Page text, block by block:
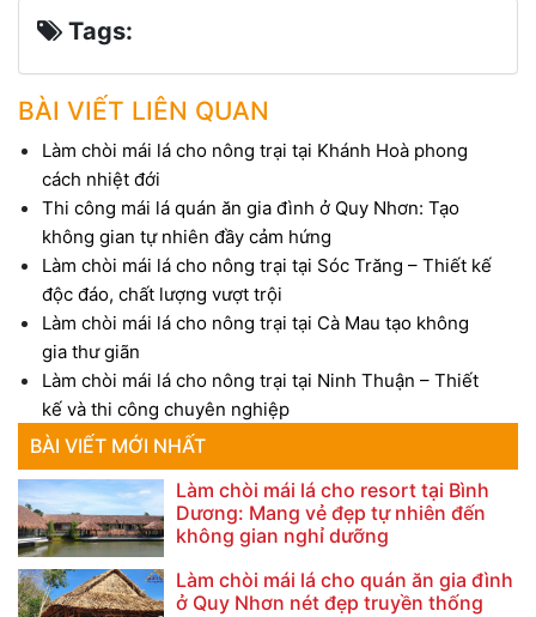
Tags:
BÀI VIẾT LIÊN QUAN
Làm chòi mái lá cho nông trại tại Khánh Hoà phong
cách nhiệt đới
Thi công mái lá quán ăn gia đình ở Quy Nhơn: Tạo
không gian tự nhiên đầy cảm hứng
Làm chòi mái lá cho nông trại tại Sóc Trăng – Thiết kế
độc đáo, chất lượng vượt trội
Làm chòi mái lá cho nông trại tại Cà Mau tạo không
gia thư giãn
Làm chòi mái lá cho nông trại tại Ninh Thuận – Thiết
kế và thi công chuyên nghiệp
BÀI VIẾT MỚI NHẤT
Làm chòi mái lá cho resort tại Bình
Dương: Mang vẻ đẹp tự nhiên đến
không gian nghỉ dưỡng
Làm chòi mái lá cho quán ăn gia đình
ở Quy Nhơn nét đẹp truyền thống